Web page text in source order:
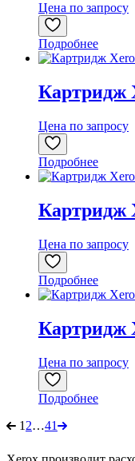
Цена по запросу
Подробнее
Картридж
Цена по запросу
Подробнее
Картридж
Цена по запросу
Подробнее
Картридж
Цена по запросу
Подробнее
1 2…41